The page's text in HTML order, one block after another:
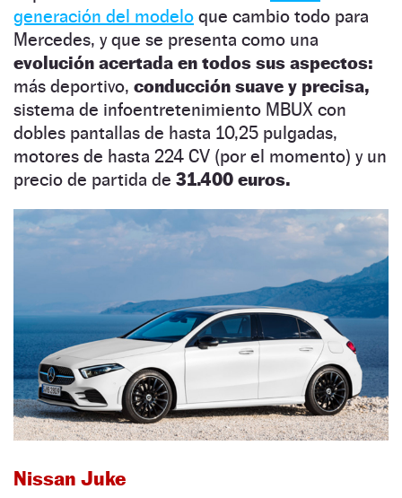
generación del modelo que cambio todo para
Mercedes, y que se presenta como una
evolución acertada en todos sus aspectos:
más deportivo, conducción suave y precisa,
sistema de infoentretenimiento MBUX con
dobles pantallas de hasta 10,25 pulgadas,
motores de hasta 224 CV (por el momento) y un
precio de partida de 31.400 euros.
Nissan Juke